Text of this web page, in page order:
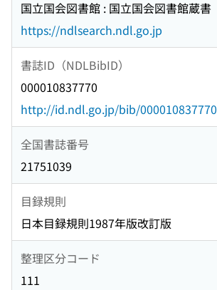
国立国会図書館 : 国立国会図書館蔵書
https://ndlsearch.ndl.go.jp
書誌ID（NDLBibID）
000010837770
http://id.ndl.go.jp/bib/000010837770
全国書誌番号
21751039
目録規則
日本目録規則1987年版改訂版
整理区分コード
111